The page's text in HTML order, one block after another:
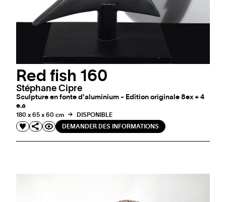
Red fish 160
Stéphane Cipre
Sculpture en fonte d'aluminium - Edition originale 8ex + 4
e.a
180 x 65 x 60 cm
DISPONIBLE
DEMANDER DES INFORMATIONS